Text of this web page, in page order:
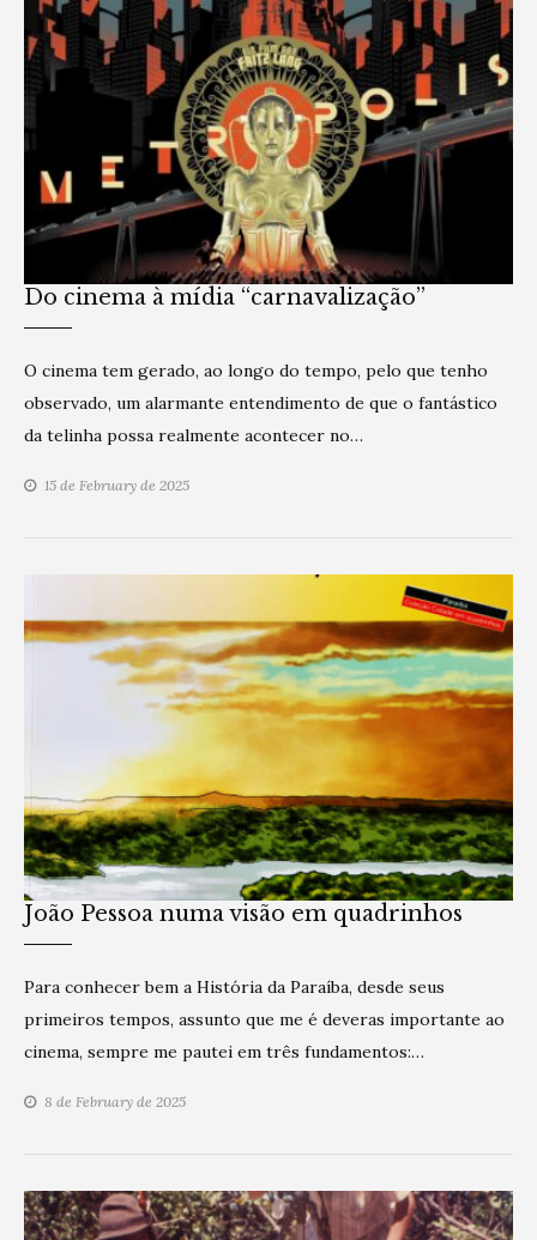
Do cinema à mídia “carnavalização”
O cinema tem gerado, ao longo do tempo, pelo que tenho
observado, um alarmante entendimento de que o fantástico
da telinha possa realmente acontecer no…
15 de February de 2025
João Pessoa numa visão em quadrinhos
Para conhecer bem a História da Paraíba, desde seus
primeiros tempos, assunto que me é deveras importante ao
cinema, sempre me pautei em três fundamentos:…
8 de February de 2025